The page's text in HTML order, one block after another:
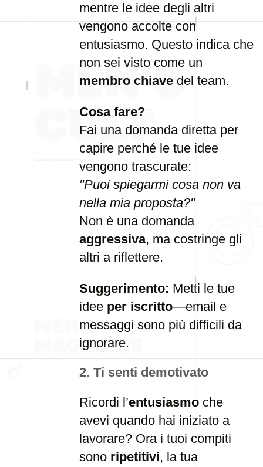
mentre le idee degli altri
vengono accolte con
entusiasmo. Questo indica che
non sei visto come un
membro chiave del team.
Cosa fare?
Fai una domanda diretta per
capire perché le tue idee
vengono trascurate:
"Puoi spiegarmi cosa non va
nella mia proposta?"
Non è una domanda
aggressiva, ma costringe gli
altri a riflettere.
Suggerimento: Metti le tue
idee per iscritto—email e
messaggi sono più difficili da
ignorare.
2. Ti senti demotivato
Ricordi l’entusiasmo che
avevi quando hai iniziato a
lavorare? Ora i tuoi compiti
sono ripetitivi, la tua